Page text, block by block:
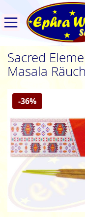
Sacred
Masala
Zum
Ende
der
Bildgalerie
springen
-36%